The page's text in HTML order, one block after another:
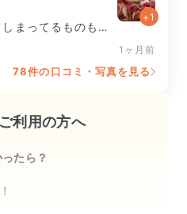
まってるものもあ
+1
1ヶ月前
78件の口コミ・写真を見る
利用の方へ
たら？